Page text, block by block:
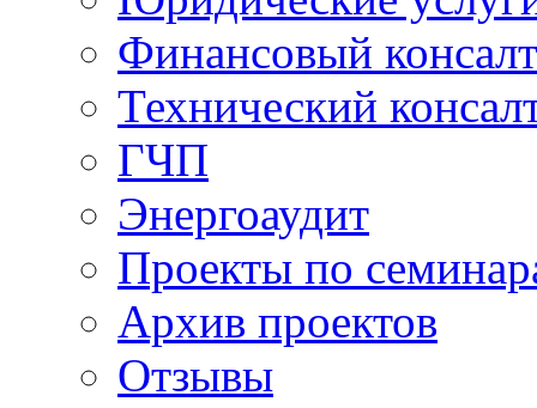
Финансовый
Технический
ГЧП
Энергоаудит
Проекты по
Архив проектов
Отзывы